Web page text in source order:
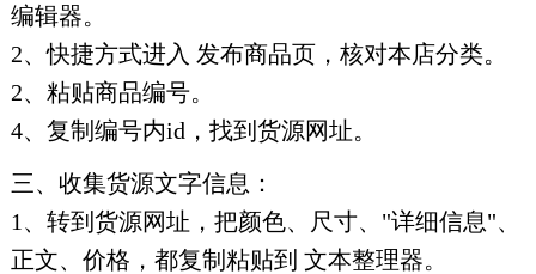
编辑器。
2、快捷方式进入 发布商品页，核对本店分类。
2、粘贴商品编号。
4、复制编号内id，找到货源网址。
三、收集货源文字信息：
1、转到货源网址，把颜色、尺寸、"详细信息"、
正文、价格，都复制粘贴到 文本整理器。